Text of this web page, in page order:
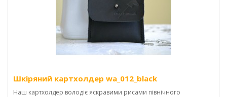
Шкіряний картхолдер wa_012_black
Наш картхолдер володіє яскравими рисами північного